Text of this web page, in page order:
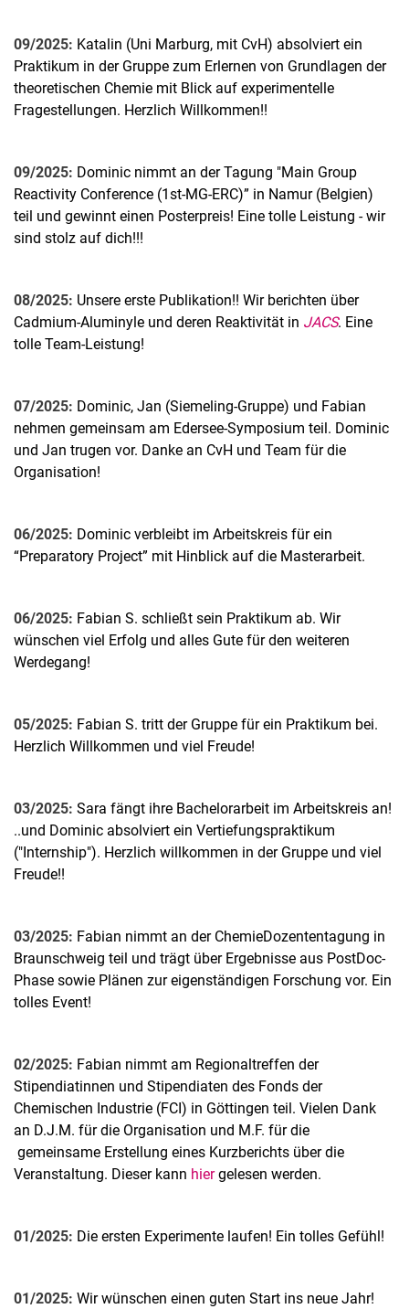
09/2025: Katalin (Uni Marburg, mit CvH) absolviert ein
Praktikum in der Gruppe zum Erlernen von Grundlagen der
theoretischen Chemie mit Blick auf experimentelle
Fragestellungen. Herzlich Willkommen!!
09/2025: Dominic nimmt an der Tagung "Main Group
Reactivity Conference (1st-MG-ERC)” in Namur (Belgien)
teil und gewinnt einen Posterpreis! Eine tolle Leistung - wir
sind stolz auf dich!!!
08/2025: Unsere erste Publikation!! Wir berichten über
Cadmium-Aluminyle und deren Reaktivität in JACS. Eine
tolle Team-Leistung!
07/2025: Dominic, Jan (Siemeling-Gruppe) und Fabian
nehmen gemeinsam am Edersee-Symposium teil. Dominic
und Jan trugen vor. Danke an CvH und Team für die
Organisation!
06/2025: Dominic verbleibt im Arbeitskreis für ein
“Preparatory Project” mit Hinblick auf die Masterarbeit.
06/2025: Fabian S. schließt sein Praktikum ab. Wir
wünschen viel Erfolg und alles Gute für den weiteren
Werdegang!
05/2025: Fabian S. tritt der Gruppe für ein Praktikum bei.
Herzlich Willkommen und viel Freude!
03/2025: Sara fängt ihre Bachelorarbeit im Arbeitskreis an!
..und Dominic absolviert ein Vertiefungspraktikum
("Internship"). Herzlich willkommen in der Gruppe und viel
Freude!!
03/2025: Fabian nimmt an der ChemieDozententagung in
Braunschweig teil und trägt über Ergebnisse aus PostDoc-
Phase sowie Plänen zur eigenständigen Forschung vor. Ein
tolles Event!
02/2025: Fabian nimmt am Regionaltreffen der
Stipendiatinnen und Stipendiaten des Fonds der
Chemischen Industrie (FCI) in Göttingen teil. Vielen Dank
an D.J.M. für die Organisation und M.F. für die
gemeinsame Erstellung eines Kurzberichts über die
Veranstaltung. Dieser kann hiergelesen werden.
01/2025: Die ersten Experimente laufen! Ein tolles Gefühl!
01/2025: Wir wünschen einen guten Start ins neue Jahr!